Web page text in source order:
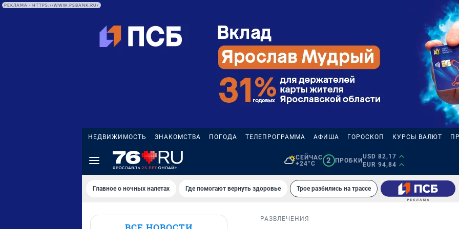
РЕКЛАМА • HTTPS://WWW.PSBANK.RU/
НЕДВИЖИМОСТЬ ЗНАКОМСТВА ПОГОДА ТЕЛЕПРОГРАММА АФИША ГОРОСКОП КУРСЫ ВАЛЮТ
СЕЙЧАС
+24°C
2 ПРОБКИ
USD 82,17
EUR 94,84
Главное о ночных налетах Где помогают вернуть здоровье Трое разбились на трассе
РАЗВЛЕЧЕНИЯ